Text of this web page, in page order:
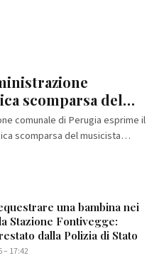
scomparsa del
comunale di Perugia esprime il
scomparsa del musicista
e si stringe con sincera…
per
di autoveicolo
ufficiale e
dello Stato.
Sezione Radiomobile della
in flagranza di reato, un
aggravato…
una bambina nei
Stazione Fontivegge:
dalla Polizia di Stato
– 17:42